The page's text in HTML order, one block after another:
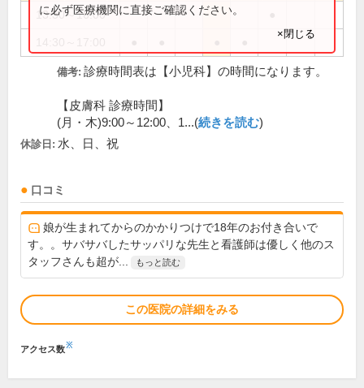
13:30～16:00
に必ず医療機関に直接ご確認ください。
×閉じる
備考: 診療時間表は【小児科】の時間になります。
【皮膚科 診療時間】
(月・木)9:00～12:00、1...(続きを読む)
休診日: 水、日、祝
口コミ
娘が生まれてからのかかりつけで18年のお付き合いで
す。。サバサバしたサッパリな先生と看護師は優しく他のス
タッフさんも超が...
もっと読む
この医院の詳細をみる
アクセス数※